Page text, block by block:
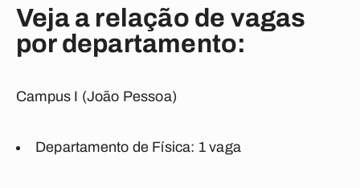
Veja a relação de vagas
por departamento:
Campus I (João Pessoa)
Departamento de Física: 1 vaga